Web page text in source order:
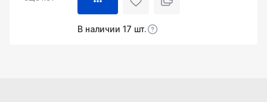
В наличии 17 шт.